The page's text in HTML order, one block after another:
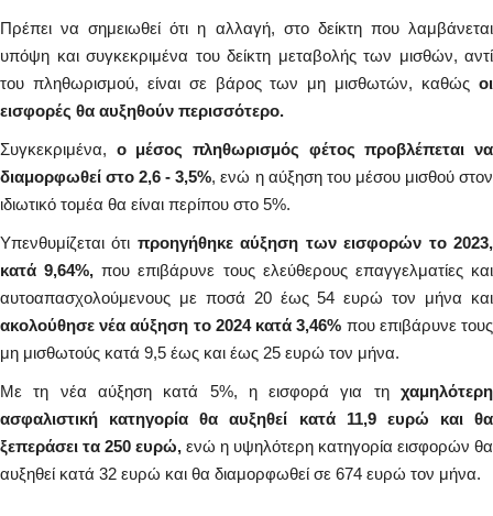
Πρέπει να σημειωθεί ότι η αλλαγή, στο δείκτη που λαμβάνεται
υπόψη και συγκεκριμένα του δείκτη μεταβολής των μισθών, αντί
του πληθωρισμού, είναι σε βάρος των μη μισθωτών, καθώς οι
εισφορές θα αυξηθούν περισσότερο.
Συγκεκριμένα, ο μέσος πληθωρισμός φέτος προβλέπεται να
διαμορφωθεί στο 2,6 - 3,5%, ενώ η αύξηση του μέσου μισθού στον
ιδιωτικό τομέα θα είναι περίπου στο 5%.
Υπενθυμίζεται ότι προηγήθηκε αύξηση των εισφορών το 2023,
κατά 9,64%, που επιβάρυνε τους ελεύθερους επαγγελματίες και
αυτοαπασχολούμενους με ποσά 20 έως 54 ευρώ τον μήνα και
ακολούθησε νέα αύξηση το 2024 κατά 3,46% που επιβάρυνε τους
μη μισθωτούς κατά 9,5 έως και έως 25 ευρώ τον μήνα.
Με τη νέα αύξηση κατά 5%, η εισφορά για τη χαμηλότερη
ασφαλιστική κατηγορία θα αυξηθεί κατά 11,9 ευρώ και θα
ξεπεράσει τα 250 ευρώ, ενώ η υψηλότερη κατηγορία εισφορών θα
αυξηθεί κατά 32 ευρώ και θα διαμορφωθεί σε 674 ευρώ τον μήνα.